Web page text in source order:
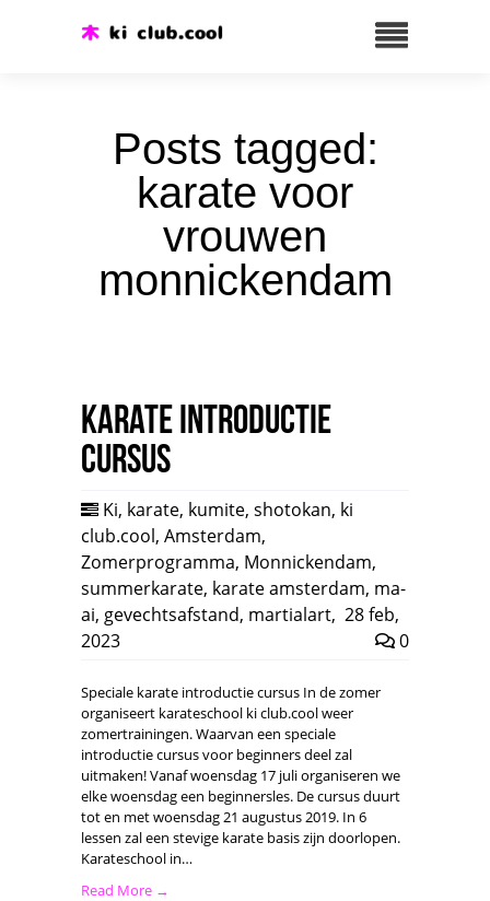
Posts tagged:
karate voor
vrouwen
monnickendam
Karate introductie
cursus
Ki, karate, kumite, shotokan, ki
club.cool, Amsterdam,
Zomerprogramma, Monnickendam,
summerkarate, karate amsterdam, ma-
ai, gevechtsafstand, martialart, 28 feb,
2023
0
Speciale karate introductie cursus In de zomer
organiseert karateschool ki club.cool weer
zomertrainingen. Waarvan een speciale
introductie cursus voor beginners deel zal
uitmaken! Vanaf woensdag 17 juli organiseren we
elke woensdag een beginnersles. De cursus duurt
tot en met woensdag 21 augustus 2019. In 6
lessen zal een stevige karate basis zijn doorlopen.
Karateschool in…
Read More →